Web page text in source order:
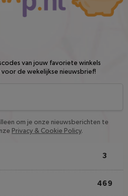
van jouw favoriete winkels
de wekelijkse nieuwsbrief!
om je onze nieuwsberichten te
Privacy & Cookie Policy.
3
469